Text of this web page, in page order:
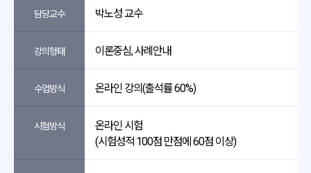
담당교수 박노성 교수
강의형태 이론중심, 사례안내
수업방식 온라인 강의(출석률 60%)
시험방식
온라인 시험
(시험성적 100점 만점에 60점 이상)